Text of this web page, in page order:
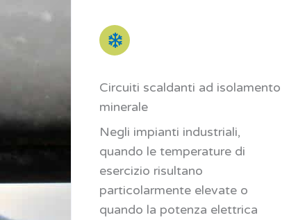
Circuiti scaldanti ad isolamento
minerale
Negli impianti industriali,
quando le temperature di
esercizio risultano
particolarmente elevate o
quando la potenza elettrica